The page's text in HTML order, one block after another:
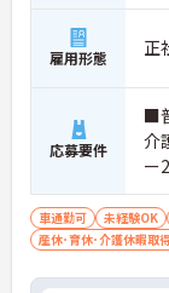
雇用形態 正
応募要件
■
介
ー
車通勤可 未経験OK
産休･育休･介護休暇取